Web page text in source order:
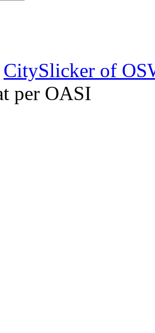
CitySlicker of
per OASI